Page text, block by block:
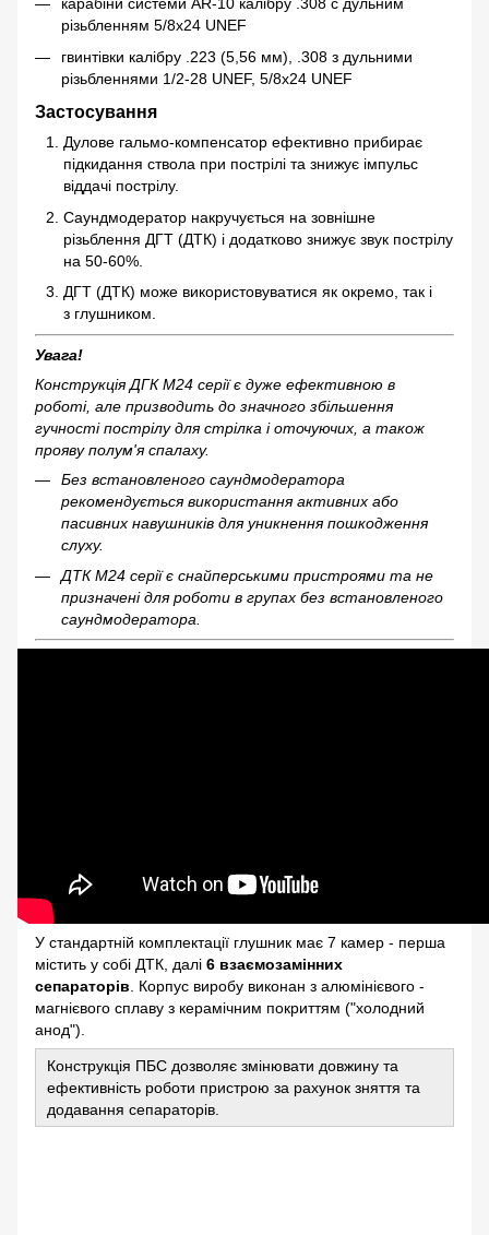
різьбленням 5/8x24 UNEF
гвинтівки калібру .223 (5,56 мм), .308 з дульними
різьбленнями 1/2-28 UNEF, 5/8x24 UNEF
Застосування
Дулове гальмо-компенсатор ефективно прибирає
підкидання ствола при пострілі та знижує імпульс
віддачі пострілу.
Саундмодератор накручується на зовнішне
різьблення ДГТ (ДТК) і додатково знижує звук пострілу
на 50-60%.
ДГТ (ДТК) може використовуватися як окремо, так і
з глушником.
Увага!
Конструкція ДГК М24 серії є дуже ефективною в
роботі, але призводить до значного збільшення
гучності пострілу для стрілка і оточуючих, а також
прояву полум'я спалаху.
Без встановленого саундмодератора
рекомендується використання активних або
пасивних навушників для уникнення пошкодження
слуху.
ДТК М24 серії є снайперськими пристроями та не
призначені для роботи в групах без встановленого
саундмодератора.
У стандартній комплектації глушник має 7 камер - перша
містить у собі ДТК, далі 6 взаємозамінних
сепараторів. Корпус виробу виконан з алюмінієвого -
магнієвого сплаву з керамічним покриттям ("холодний
анод").
Конструкція ПБС дозволяє змінювати довжину та
ефективність роботи пристрою за рахунок зняття та
додавання сепараторів.